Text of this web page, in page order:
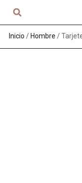
Inicio / Hombre /